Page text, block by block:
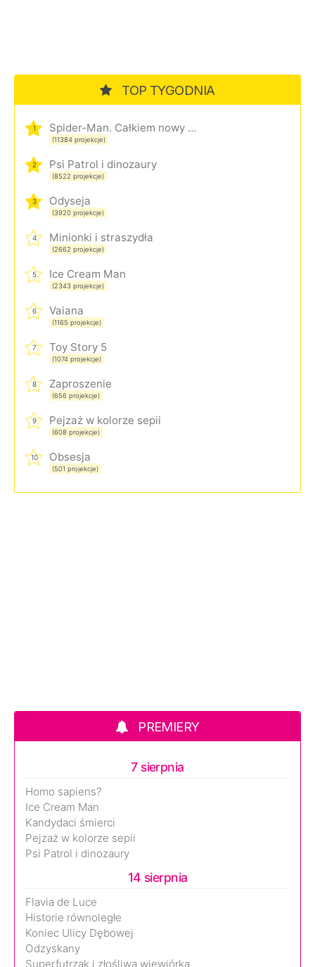
TOP TYGODNIA
1 Spider-Man. Całkiem nowy dzień
(11384 projekcje)
2 Psi Patrol i dinozaury
(8522 projekcje)
3 Odyseja
(3920 projekcje)
4 Minionki i straszydła
(2662 projekcje)
5 Ice Cream Man
(2343 projekcje)
6 Vaiana
(1165 projekcje)
7 Toy Story 5
(1074 projekcje)
8 Zaproszenie
(656 projekcje)
9 Pejzaż w kolorze sepii
(608 projekcje)
10 Obsesja
(501 projekcje)
PREMIERY
7 sierpnia
Homo sapiens?
Ice Cream Man
Kandydaci śmierci
Pejzaż w kolorze sepii
Psi Patrol i dinozaury
14 sierpnia
Flavia de Luce
Historie równoległe
Koniec Ulicy Dębowej
Odzyskany
Superfutrzak i złośliwa wiewiórka